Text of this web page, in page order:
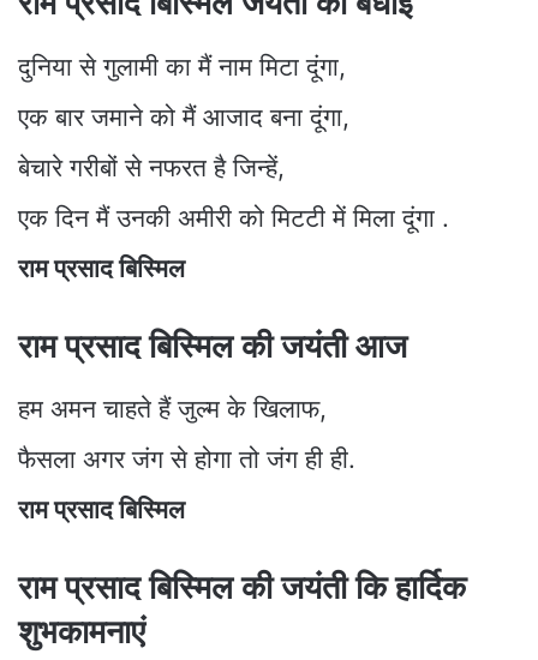
दुनिया से गुलामी का मैं नाम मिटा दूंगा,
एक बार जमाने को मैं आजाद बना दूंगा,
बेचारे गरीबों से नफरत है जिन्हें,
एक दिन मैं उनकी अमीरी को मिटटी में मिला दूंगा .
राम प्रसाद बिस्मिल
राम प्रसाद बिस्मिल की जयंती आज
हम अमन चाहते हैं जुल्म के खिलाफ,
फैसला अगर जंग से होगा तो जंग ही ही.
राम प्रसाद बिस्मिल
राम प्रसाद बिस्मिल की जयंती कि हार्दिक
शुभकामनाएं